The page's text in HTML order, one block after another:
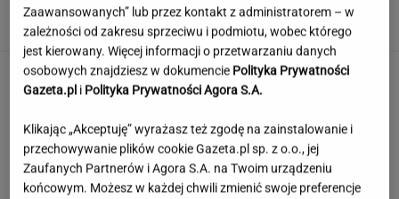
Zaawansowanych” lub przez kontakt z administratorem – w
zależności od zakresu sprzeciwu i podmiotu, wobec którego
jest kierowany. Więcej informacji o przetwarzaniu danych
osobowych znajdziesz w dokumencie Polityka Prywatności
Gazeta.pl i Polityka Prywatności Agora S.A.
Klikając „Akceptuję” wyrażasz też zgodę na zainstalowanie i
przechowywanie plików cookie Gazeta.pl sp. z o.o., jej
Zaufanych Partnerów i Agora S.A. na Twoim urządzeniu
końcowym. Możesz w każdej chwili zmienić swoje preferencje